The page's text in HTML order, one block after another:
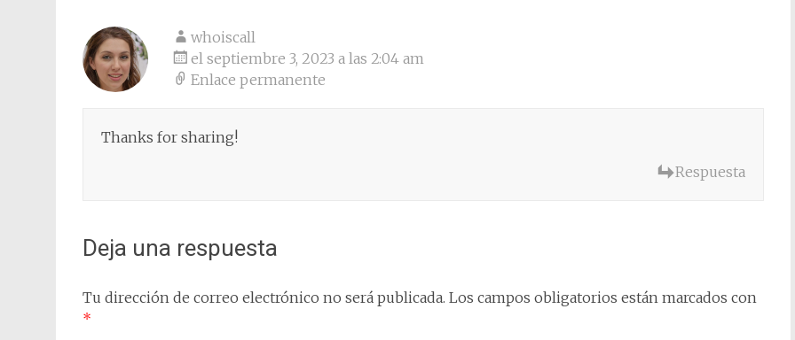
whoiscall
el septiembre 3, 2023 a las 2:04 am
Enlace permanente
Thanks for sharing!
Respuesta
Deja una respuesta
Tu dirección de correo electrónico no será publicada. Los campos obligatorios están marcados con
*